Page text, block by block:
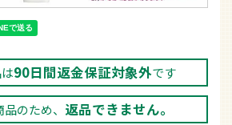
90日間返金保証対象外です
のため、 返品できません。